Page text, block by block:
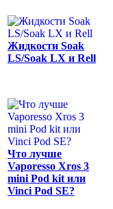
Жидкости Soak
LS/Soak LX и Rell
Что лучше
Vaporesso Xros 3
mini Pod kit или
Vinci Pod SE?